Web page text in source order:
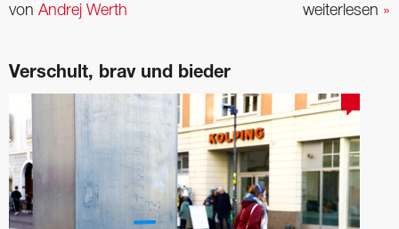
weiterlesen »
von Andrej Werth
Verschult, brav und bieder